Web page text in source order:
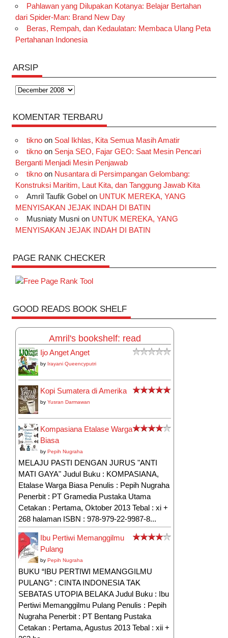
Pahlawan yang Dilupakan Kotanya: Belajar Bertahan
dari Spider-Man: Brand New Day
Beras, Rempah, dan Kedaulatan: Membaca Ulang Peta
Pertahanan Indonesia
ARSIP
Arsip
KOMENTAR TERBARU
tiknoon Soal Ikhlas, Kita Semua Masih Amatir
tiknoon Senja SEO, Fajar GEO: Saat Mesin Pencari
Berganti Menjadi Mesin Penjawab
tiknoon Nusantara di Persimpangan Gelombang:
Konstruksi Maritim, Laut Kita, dan Tanggung Jawab Kita
Amril Taufik Gobelon UNTUK MEREKA, YANG
MENYISAKAN JEJAK INDAH DI BATIN
Musniaty Musnion UNTUK MEREKA, YANG
MENYISAKAN JEJAK INDAH DI BATIN
PAGE RANK CHECKER
GOOD READS BOOK SHELF
Amril's bookshelf: read
Ijo Anget Anget
by Irayani Queencyputri
Kopi Sumatera di Amerika
byYusran Darmawan
Kompasiana Etalase Warga
Biasa
byPepih Nugraha
MELAJU PASTI DENGAN JURUS "ANTI
MATI GAYA" Judul Buku : KOMPASIANA,
Etalase Warga Biasa Penulis : Pepih Nugraha
Penerbit : PT Gramedia Pustaka Utama
Cetakan : Pertama, Oktober 2013 Tebal : xi +
268 halaman ISBN : 978-979-22-9987-8...
Ibu Pertiwi Memanggilmu
Pulang
byPepih Nugraha
BUKU “IBU PERTIWI MEMANGGILMU
PULANG” : CINTA INDONESIA TAK
SEBATAS UTOPIA BELAKA Judul Buku : Ibu
Pertiwi Memanggilmu Pulang Penulis : Pepih
Nugraha Penerbit : PT Bentang Pustaka
Cetakan : Pertama, Agustus 2013 Tebal : xii +